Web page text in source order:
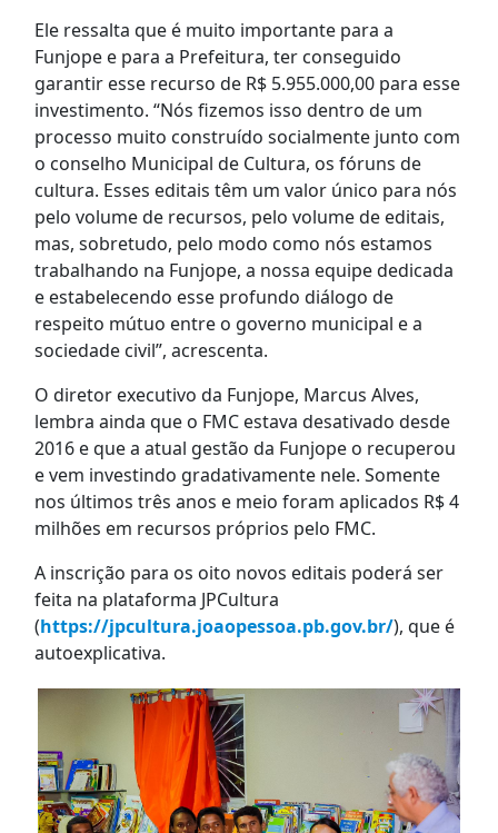
Ele ressalta que é muito importante para a
Funjope e para a Prefeitura, ter conseguido
garantir esse recurso de R$ 5.955.000,00 para esse
investimento. “Nós fizemos isso dentro de um
processo muito construído socialmente junto com
o conselho Municipal de Cultura, os fóruns de
cultura. Esses editais têm um valor único para nós
pelo volume de recursos, pelo volume de editais,
mas, sobretudo, pelo modo como nós estamos
trabalhando na Funjope, a nossa equipe dedicada
e estabelecendo esse profundo diálogo de
respeito mútuo entre o governo municipal e a
sociedade civil”, acrescenta.
O diretor executivo da Funjope, Marcus Alves,
lembra ainda que o FMC estava desativado desde
2016 e que a atual gestão da Funjope o recuperou
e vem investindo gradativamente nele. Somente
nos últimos três anos e meio foram aplicados R$ 4
milhões em recursos próprios pelo FMC.
A inscrição para os oito novos editais poderá ser
feita na plataforma JPCultura
(https://jpcultura.joaopessoa.pb.gov.br/), que é
autoexplicativa.